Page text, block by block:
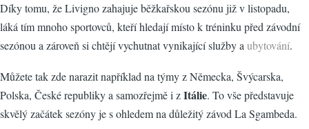
Díky tomu, že Livigno zahajuje běžkařskou sezónu již v listopadu,
láká tím mnoho sportovců, kteří hledají místo k tréninku před závodní
sezónou a zároveň si chtějí vychutnat vynikající služby a ubytování.
Můžete tak zde narazit například na týmy z Německa, Švýcarska,
Polska, České republiky a samozřejmě i zItálie. To vše představuje
skvělý začátek sezóny je s ohledem na důležitý závod La Sgambeda.